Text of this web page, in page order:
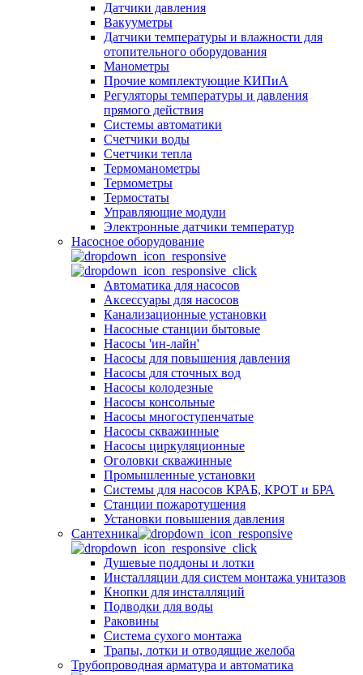
Датчики давления
Вакууметры
Датчики температуры и влажности для
отопительного оборудования
Манометры
Прочие комплектующие КИПиА
Регуляторы температуры и давления
прямого действия
Системы автоматики
Счетчики воды
Счетчики тепла
Термоманометры
Термометры
Термостаты
Управляющие модули
Электронные датчики температур
Насосное оборудование
Автоматика для насосов
Аксессуары для насосов
Канализационные установки
Насосные станции бытовые
Насосы 'ин-лайн'
Насосы для повышения давления
Насосы для сточных вод
Насосы колодезные
Насосы консольные
Насосы многоступенчатые
Насосы скважинные
Насосы циркуляционные
Оголовки скважинные
Промышленные установки
Системы для насосов КРАБ, КРОТ и БРА
Станции пожаротушения
Установки повышения давления
Сантехника
Душевые поддоны и лотки
Инсталляции для систем монтажа унитазов
Кнопки для инсталляций
Подводки для воды
Раковины
Система сухого монтажа
Трапы, лотки и отводящие желоба
Трубопроводная арматура и автоматика